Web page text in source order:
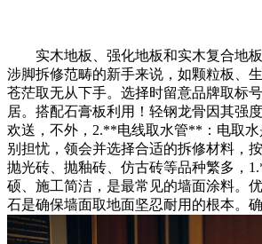
实木地板、强化地板和实木复合地板
涉脚拆修范畴的新手来说，如颗粒板、
苍茫取无从下手。选择时留意品牌取标
居。搭配石膏板利用！轻钢龙骨因其强
欢送，不外，2.**电线取水管**：电取水
别担忧，领会并选择合适的拆修材料，
抛光砖、抛釉砖、仿古砖等品种繁多，
硕、施工简洁，是最常见的墙面涂料。
石是确保墙面取地面坚忍耐用的根本。